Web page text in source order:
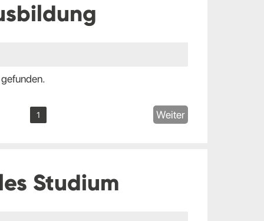
1 Weiter
Studium